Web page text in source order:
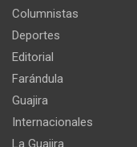
Columnistas
Deportes
Editorial
Farándula
Guajira
Internacionales
La Guajira